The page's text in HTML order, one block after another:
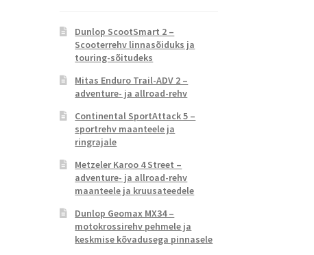
Dunlop ScootSmart 2 –
Scooterrehv linnasõiduks ja
touring-sõitudeks
Mitas Enduro Trail-ADV 2 –
adventure- ja allroad-rehv
Continental SportAttack 5 –
sportrehv maanteele ja
ringrajale
Metzeler Karoo 4 Street –
adventure- ja allroad-rehv
maanteele ja kruusateedele
Dunlop Geomax MX34 –
motokrossirehv pehmele ja
keskmise kõvadusega pinnasele